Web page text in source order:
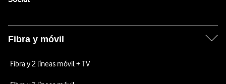
Fibra y móvil
Fibra y 2 líneas móvil + TV